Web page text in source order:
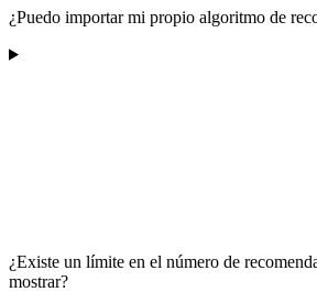
¿Puedo importar mi propio algoritmo de
¿Existe un límite en el número de
mostrar?